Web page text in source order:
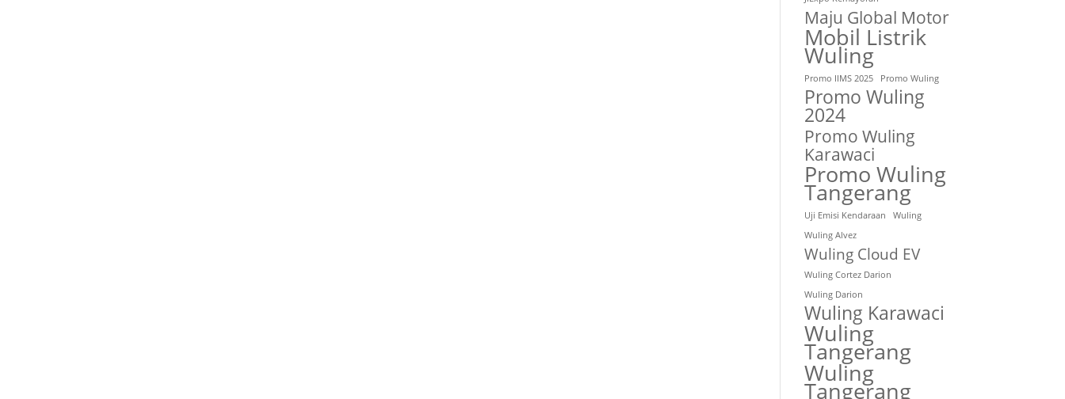
Maju Global Motor
Mobil Listrik
Wuling
Promo IIMS 2025 Promo Wuling
Promo Wuling
2024
Promo Wuling
Karawaci
Promo Wuling
Tangerang
Uji Emisi Kendaraan
Wuling
Wuling Alvez
Wuling Cloud EV
Wuling Cortez Darion
Wuling Darion
Wuling Karawaci
Wuling
Tangerang
Wuling
Tangerang